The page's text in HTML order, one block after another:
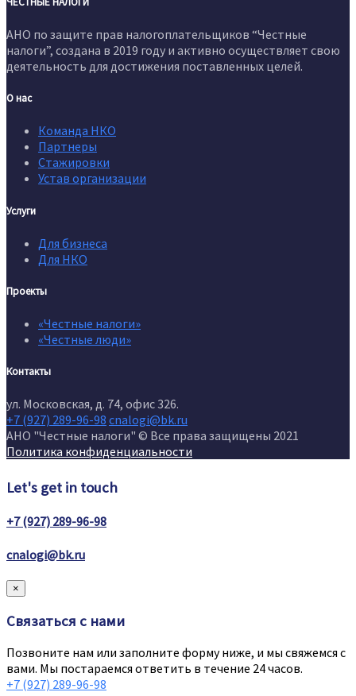
АНО по защите прав налогоплательщиков “Честные
налоги”, создана в 2019 году и активно осуществляет свою
деятельность для достижения поставленных целей.
О нас
Команда НКО
Партнеры
Стажировки
Устав организации
Услуги
Для бизнеса
Для НКО
Проекты
«Честные налоги»
«Честные люди»
Контакты
ул. Московская, д. 74, офис 326.
+7 (927) 289-96-98 cnalogi@bk.ru
АНО "Честные налоги" © Все права защищены 2021
Политика конфиденциальности
Let's get in touch
+7 (927) 289-96-98
cnalogi@bk.ru
×
Связаться с нами
Позвоните нам или заполните форму ниже, и мы свяжемся с
вами. Мы постараемся ответить в течение 24 часов.
+7 (927) 289-96-98